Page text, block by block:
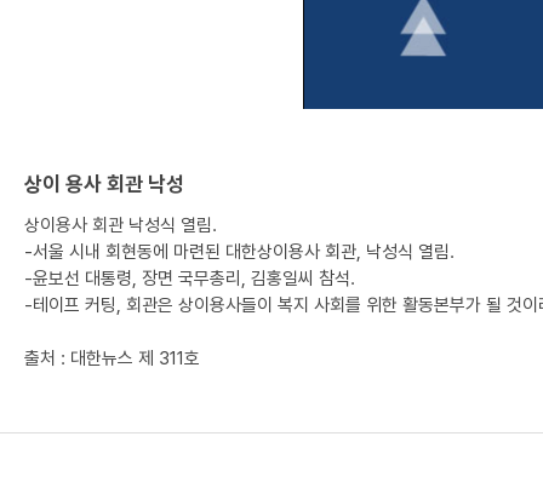
상이 용사 회관 낙성
상이용사 회관 낙성식 열림.
-서울 시내 회현동에 마련된 대한상이용사 회관, 낙성식 열림.
-윤보선 대통령, 장면 국무총리, 김홍일씨 참석.
-테이프 커팅, 회관은 상이용사들이 복지 사회를 위한 활동본부가 될 것
출처 : 대한뉴스 제 311호